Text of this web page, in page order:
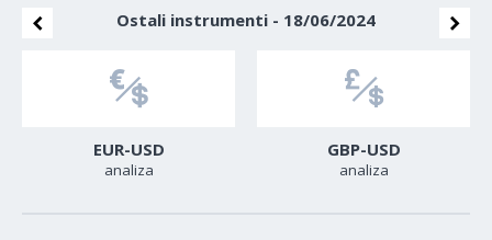
Ostali instrumenti - 18/06/2024
EUR-USD
analiza
GBP-USD
analiza